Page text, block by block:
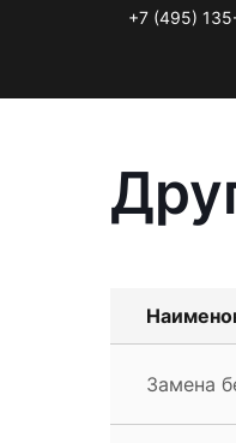
+7 (495)
Замена